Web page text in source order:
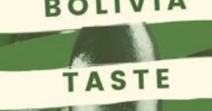
Cupo:8personas
Un descubrimiento de los valles de Tarija y
alta calidad en Quito, Ecuador.